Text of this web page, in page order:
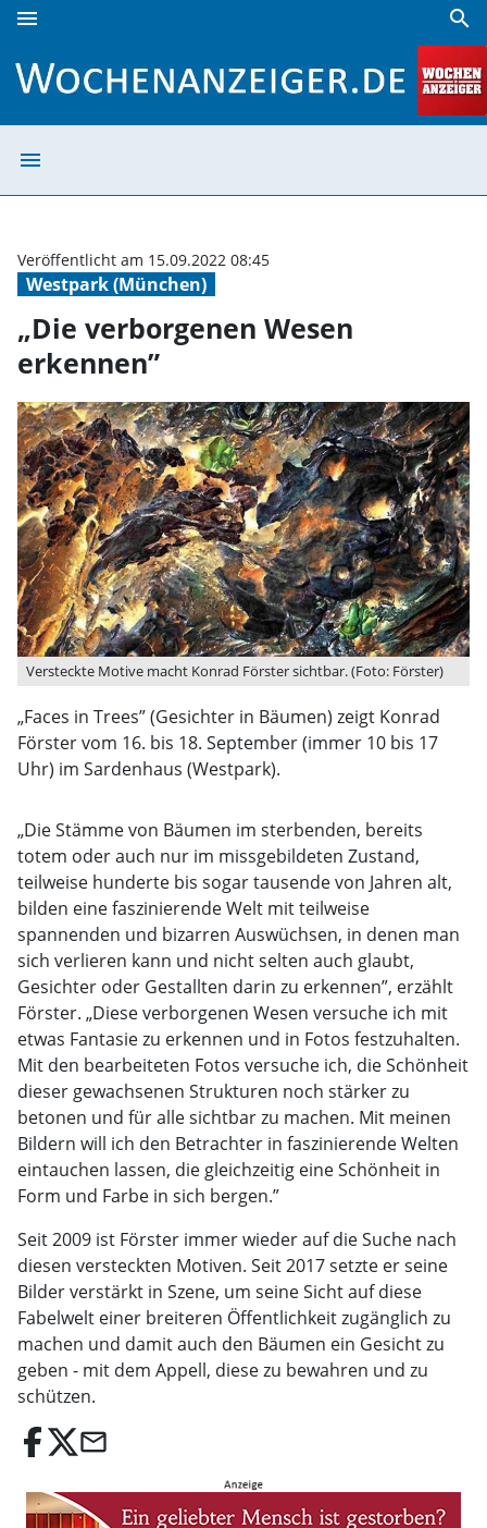
menu search
menu
Westpark (München)
Veröffentlicht am 15.09.2022 08:45
„Die verborgenen Wesen
erkennen”
Versteckte Motive macht Konrad Förster sichtbar. (Foto: Förster)
„Faces in Trees” (Gesichter in Bäumen) zeigt Konrad
Förster vom 16. bis 18. September (immer 10 bis 17
Uhr) im Sardenhaus (Westpark).
„Die Stämme von Bäumen im sterbenden, bereits
totem oder auch nur im missgebildeten Zustand,
teilweise hunderte bis sogar tausende von Jahren alt,
bilden eine faszinierende Welt mit teilweise
spannenden und bizarren Auswüchsen, in denen man
sich verlieren kann und nicht selten auch glaubt,
Gesichter oder Gestallten darin zu erkennen”, erzählt
Förster. „Diese verborgenen Wesen versuche ich mit
etwas Fantasie zu erkennen und in Fotos festzuhalten.
Mit den bearbeiteten Fotos versuche ich, die Schönheit
dieser gewachsenen Strukturen noch stärker zu
betonen und für alle sichtbar zu machen. Mit meinen
Bildern will ich den Betrachter in faszinierende Welten
eintauchen lassen, die gleichzeitig eine Schönheit in
Form und Farbe in sich bergen.”
Seit 2009 ist Förster immer wieder auf die Suche nach
diesen versteckten Motiven. Seit 2017 setzte er seine
Bilder verstärkt in Szene, um seine Sicht auf diese
Fabelwelt einer breiteren Öffentlichkeit zugänglich zu
machen und damit auch den Bäumen ein Gesicht zu
geben - mit dem Appell, diese zu bewahren und zu
schützen.
email